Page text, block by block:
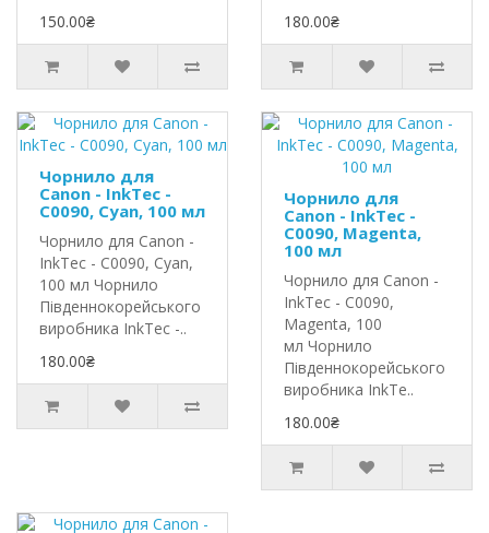
150.00₴
180.00₴
Чорнило для
Canon - InkTec -
C0090, Cyan, 100 мл
Чорнило для Canon -
InkTec - C0090, Cyan,
100 мл Чорнило
Південнокорейського
виробника InkTec -..
180.00₴
Чорнило для
Canon - InkTec -
C0090, Magenta,
100 мл
Чорнило для Canon -
InkTec - C0090,
Magenta, 100
мл Чорнило
Південнокорейського
виробника InkTe..
180.00₴